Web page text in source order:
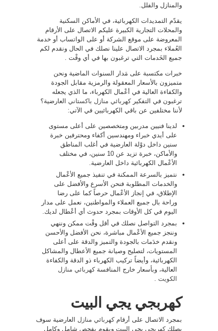
والمنازل والفلل.
يقدّم التمديدات الكهربائية، في الأماكن السكنية
والمحلات التجارية الكبيرة عليكم الاتصال على الأرقام
المعروضة على موقع الشركة أو على الواتساب أو خدمة
العُملاء بمجرد الاتصال علينا نصلك في الحال ونقدم لكم
جميع الخَدمات التي ترغبون بها في أي وقْت .
خبرات مكتسبة على مَدار السنوات الماضية ونحن
متميزون بالأسعار المعقولة والرمزية مقابل الجودة
والكفاءة العالية في أعْمال الكهرباء، ما الذي يجعله
ترغبون في التفكيركهربائي منازل باكستاني العارضية؟
لأننا مختلفين عن باقي الكهربائيين في الآتي:
لدينا فنيين مدربين ومتخصصين على أعلى مستوى
على أيدي خبراء ومهندسين أكفاء ومحترفين خبرة
سنين داخل دوْلة العارضية في أغلب المناطق
والأماكن، خبرة تزيد عن 10 سنين، في مختلف
الأعْمال الكهربائية داخل العارضية.
نتميز بالسرعة الممكنة في تنفيذ جميع الأعْمال
والخدمات المطلوبة فنحن الأسرع والأفضل على
الإطلاق، في إنجاز الأعْمال حرصاً كما على رضا
وراحة بال جميع العملاء والمواطنين، نعمل على مدار
اليوم في كل الأوقات بمجرد حدوث أي أعْطال لديك.
بمجرد التواصل نصلك في أقل وقْت ممكن وننهي
وننجز جميع الأعْمال مباشرة، نحن الأفضل والأحسن
ونقدم خدَمات بالجودة والتميز والدقة على أعلى
المستويات، لتصليح وصيانة جميع الأعطال والمشاكل
الكهربائية، وأيضاً تركيب الكهرباء ذو الدقة والكفاءة
العالية، وبأسعار خارج المنافسةكهربائي منازل
الكويت
كهربجي يجي البيت
بمجرد الاتصال على أرقامكهربائي منازل العارضية سوف
يصلككهربجي يجي البيت ويقوم بفحص شامل وكامل